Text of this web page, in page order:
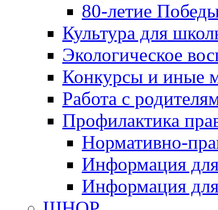
80-летие
Культура для
Экологическое
Конкурсы и иные
Работа с
Профилактика
Нормативно-
Информация для
Информация